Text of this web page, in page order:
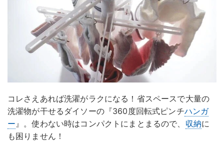
コレさえあれば洗濯がラクになる！省スペースで大量の
洗濯物が干せるダイソーの『360度回転式ピンチハンガ
ー』。使わない時はコンパクトにまとまるので、 収納に
も困りません！